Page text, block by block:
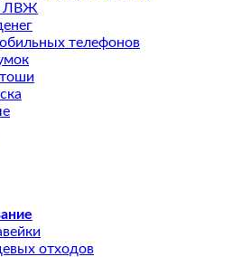
ЛВЖ
телефонов
отходов